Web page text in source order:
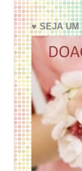
♥ SEJA UM